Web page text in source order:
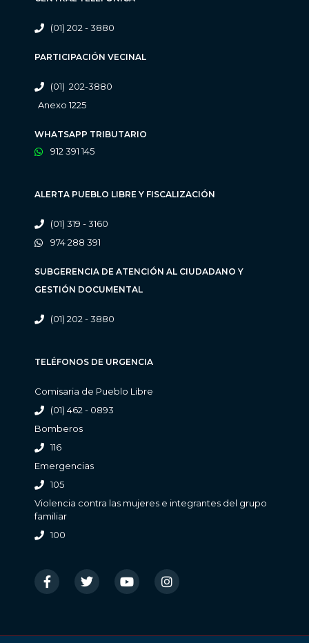
(01) 202 - 3880
PARTICIPACIÓN VECINAL
(01) 202-3880
Anexo 1225
WHATSAPP TRIBUTARIO
912 391 145
ALERTA PUEBLO LIBRE Y FISCALIZACIÓN
(01) 319 - 3160
974 288 391
SUBGERENCIA DE ATENCIÓN AL CIUDADANO Y
GESTIÓN DOCUMENTAL
(01) 202 - 3880
TELÉFONOS DE URGENCIA
Comisaria de Pueblo Libre
(01) 462 - 0893
Bomberos
116
Emergencias
105
Violencia contra las mujeres e integrantes del grupo
familiar
100